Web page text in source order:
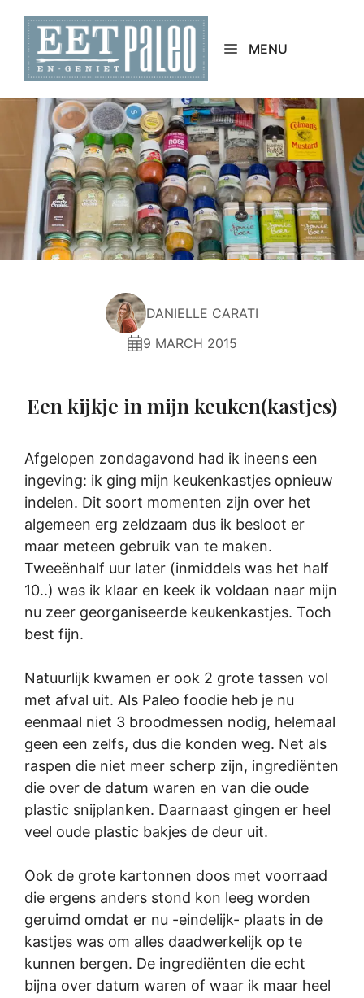
content
MENU
DANIELLE CARATI
9 MARCH 2015
Een kijkje in mijn keuken(kastjes)
Afgelopen zondagavond had ik ineens een
ingeving: ik ging mijn keukenkastjes opnieuw
indelen. Dit soort momenten zijn over het
algemeen erg zeldzaam dus ik besloot er
maar meteen gebruik van te maken.
Tweeënhalf uur later (inmiddels was het half
10..) was ik klaar en keek ik voldaan naar mijn
nu zeer georganiseerde keukenkastjes. Toch
best fijn.
Natuurlijk kwamen er ook 2 grote tassen vol
met afval uit. Als Paleo foodie heb je nu
eenmaal niet 3 broodmessen nodig, helemaal
geen een zelfs, dus die konden weg. Net als
raspen die niet meer scherp zijn, ingrediënten
die over de datum waren en van die oude
plastic snijplanken. Daarnaast gingen er heel
veel oude plastic bakjes de deur uit.
Ook de grote kartonnen doos met voorraad
die ergens anders stond kon leeg worden
geruimd omdat er nu -eindelijk- plaats in de
kastjes was om alles daadwerkelijk op te
kunnen bergen. De ingrediënten die echt
bijna over datum waren of waar ik maar heel